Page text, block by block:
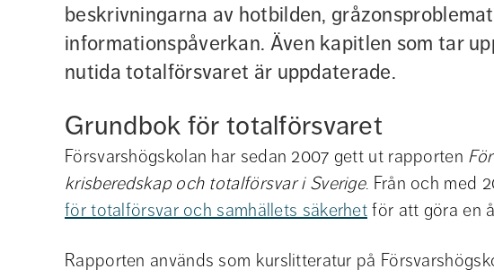
beskrivningarna av hotbilden,
informationspåverkan. Även kapitlen som tar
nutida totalförsvaret är uppdaterade.
Grundbok för totalförsvaret
Försvarshögskolan har sedan 2007 gett ut rapporten
krisberedskap och totalförsvar i Sverige. Från och med
för totalförsvar och samhällets säkerhet för att göra en
Rapporten används som kurslitteratur på